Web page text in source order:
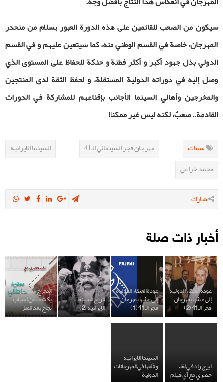
سيكون من الصعب للقائمين على هذه الدورة العبور بسلام من منحدر
المهرجان، خاصة في القسم الوطني منه، كما سيتعين عليهم و في القسم
الدولي بذل جهود أكبر و أكثر فطنة و حنكة للحفاظ على المستوى الذي
وصل إليه في دوراته الدولية المستقلة، و لحفظ الثقة لدى المنتجين
والمخرجين وأهالي السينما الأجانب بإقناعهم للمشاركة في الدورات
القادمة.. صعبٌ، لكنه ليس غير ممكنا!
سمات مهرجان فجر السينمائي الـ41
السينما الايرانية
محمد خزاعي
شارك
أخبار ذات صلة
عودة العنقاء الدولية
إلى عشها بمهرجان
فجر الـ41 (2)
عودة العنقاء الدولية
إلى عشها بمهرجان
فجر الـ41 (1)
تاريخ السينما
الإيرانية (2)
المخرج سلطاني
يكشف عن اسباب
نجاح بعد المطر
ايرج راد في لقاء
حصري مع آي فيلم
السينما الايرانية
وتألقها في المهرجانات
الدولية